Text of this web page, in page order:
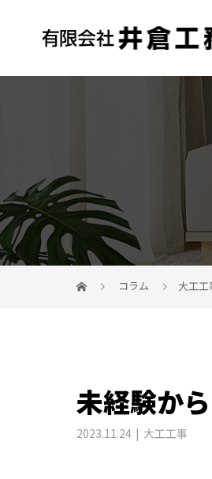
コラム 大工工
未経験か
2023.11.24 大工工事